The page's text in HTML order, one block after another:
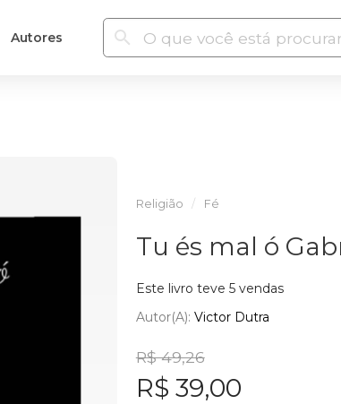
Autores
Religião Fé
Tu és mal ó
Este livro teve 5 vendas
Autor(a): Victor Dutra
R$ 49,26
R$ 39,00